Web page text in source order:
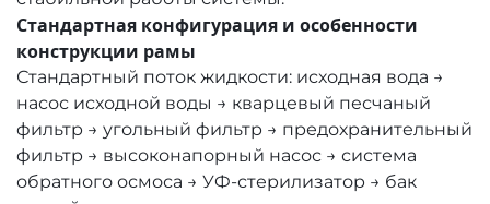
Стандартная конфигурация и особенности
конструкции рамы
Стандартный поток жидкости: исходная вода →
насос исходной воды → кварцевый песчаный
фильтр → угольный фильтр → предохранительный
фильтр → высоконапорный насос → система
обратного осмоса → УФ-стерилизатор → бак